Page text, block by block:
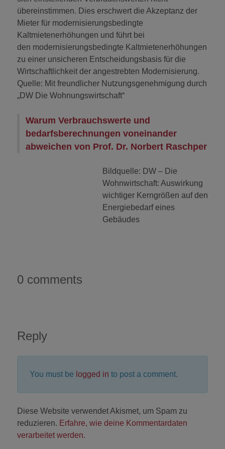
übereinstimmen. Dies erschwert die Akzeptanz der
Mieter für modernisierungsbedingte
Kaltmietenerhöhungen und führt bei
den modernisierungsbedingte Kaltmietenerhöhungen
zu einer unsicheren Entscheidungsbasis für die
Wirtschaftlichkeit der angestrebten Modernisierung.
Quelle: Mit freundlicher Nutzungsgenehmigung durch
„DW Die Wohnungswirtschaft“
Warum Verbrauchswerte und
bedarfsberechnungen voneinander
abweichen von Prof. Dr. Norbert Raschper
Bildquelle: DW – Die
Wohnwirtschaft: Auswirkung
wichtiger Kerngrößen auf den
Energiebedarf eines
Gebäudes
0 comments
Reply
You must be logged in to post a comment.
Diese Website verwendet Akismet, um Spam zu
reduzieren. Erfahre, wie deine Kommentardaten
verarbeitet werden.